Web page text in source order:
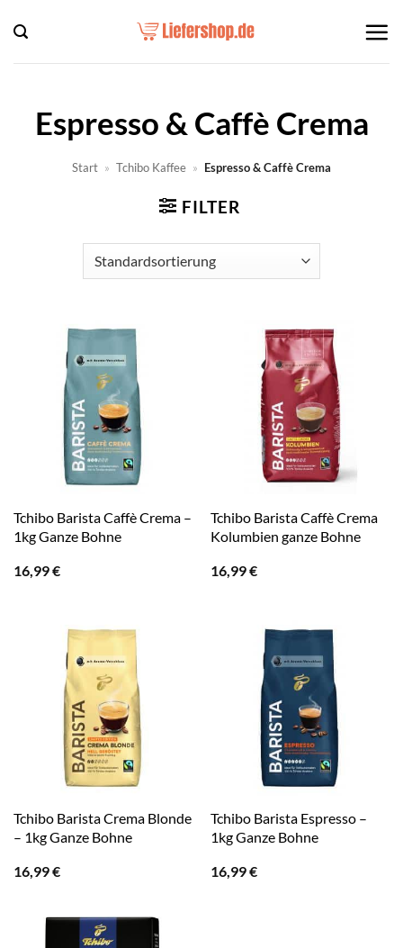
Inhalt
springen
Espresso & Caffè Crema
Start » Tchibo Kaffee » Espresso & Caffè Crema
FILTER
Tchibo Barista Caffè Crema –
1kg Ganze Bohne
16,99€
Tchibo Barista Caffè Crema
Kolumbien ganze Bohne
16,99€
Tchibo Barista Crema Blonde
– 1kg Ganze Bohne
16,99€
Tchibo Barista Espresso –
1kg Ganze Bohne
16,99€